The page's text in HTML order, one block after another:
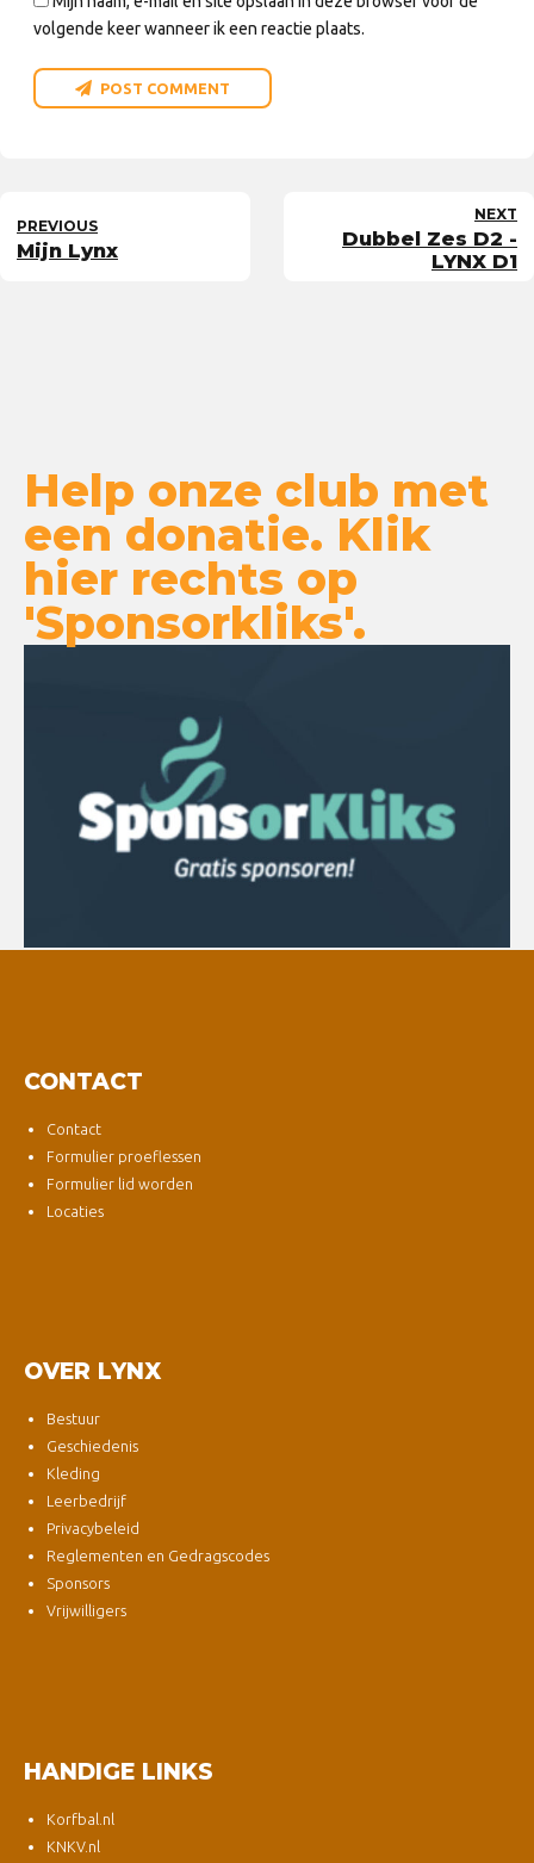
volgende keer wanneer ik een reactie plaats.
POST COMMENT
PREVIOUS
Mijn Lynx
NEXT
Dubbel Zes D2 -
LYNX D1
Help onze club met
een donatie. Klik
hier rechts op
'Sponsorkliks'.
CONTACT
Contact
Formulier proeflessen
Formulier lid worden
Locaties
OVER LYNX
Bestuur
Geschiedenis
Kleding
Leerbedrijf
Privacybeleid
Reglementen en Gedragscodes
Sponsors
Vrijwilligers
HANDIGE LINKS
Korfbal.nl
KNKV.nl